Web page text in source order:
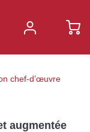
chef-d’œuvre
augmentée